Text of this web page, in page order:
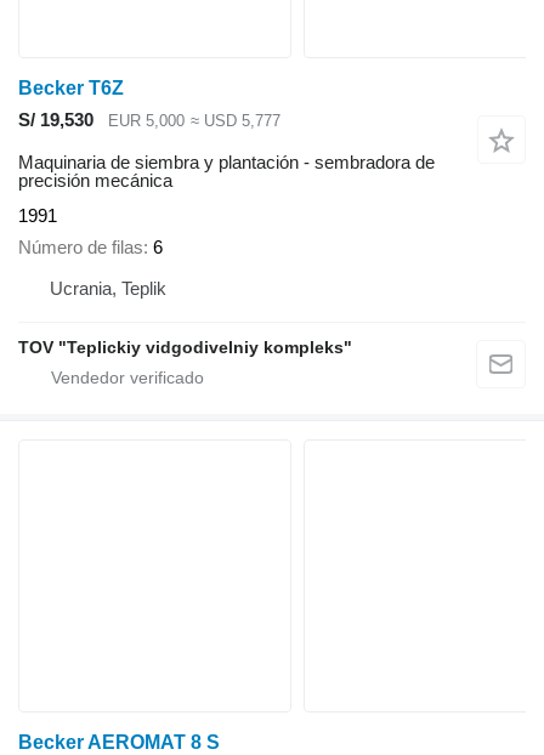
Becker T6Z
S/ 19,530
EUR 5,000 ≈ USD 5,777
Maquinaria de siembra y plantación - sembradora de
precisión mecánica
1991
Número de filas 6
Ucrania, Teplik
TOV "Teplickiy vidgodivelniy kompleks"
Becker AEROMAT 8 S